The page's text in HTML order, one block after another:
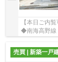
【本日ご内
◆南海高野線
売買 | 新築一戸